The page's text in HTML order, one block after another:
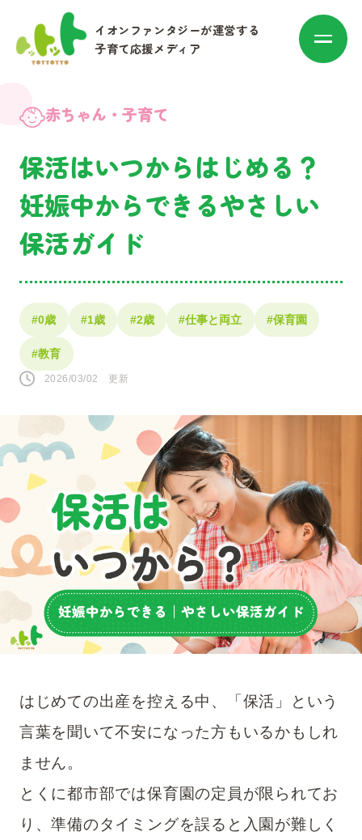
イオンファンタジーが運営する
子育て応援メディア
カテゴリ別に探す
赤ちゃん・子育て
マネー
お出かけ・トレンド
その他
人気のキーワード
#0歳 #接し方 #悩み #寝かしつけ
#1歳 #行事・イベント #赤ちゃん
#育児の不安 #お祝い #お世話
#おうち遊び #コミュニケーション
#パパ #夜泣き
SNS
このページをシェアする
シェア
赤ちゃん・子育て
保活はいつからはじめる？
妊娠中からできるやさしい
保活ガイド
#0歳 #1歳 #2歳 #仕事と両立 #保育園
#教育
2026/03/02 更新
はじめての出産を控える中、「保活」という
言葉を聞いて不安になった方もいるかもしれ
ません。
とくに都市部では保育園の定員が限られてお
り、準備のタイミングを誤ると入園が難しく